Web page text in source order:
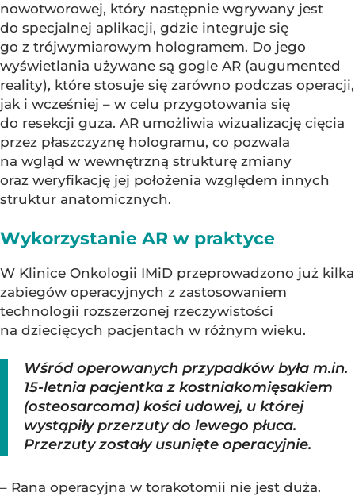
nowotworowej, który następnie wgrywany jest
do specjalnej aplikacji, gdzie integruje się
go z trójwymiarowym hologramem. Do jego
wyświetlania używane są gogle AR (augumented
reality), które stosuje się zarówno podczas operacji,
jak i wcześniej – w celu przygotowania się
do resekcji guza. AR umożliwia wizualizację cięcia
przez płaszczyznę hologramu, co pozwala
na wgląd w wewnętrzną strukturę zmiany
oraz weryfikację jej położenia względem innych
struktur anatomicznych.
Wykorzystanie AR w praktyce
W Klinice Onkologii IMiD przeprowadzono już kilka
zabiegów operacyjnych z zastosowaniem
technologii rozszerzonej rzeczywistości
na dziecięcych pacjentach w różnym wieku.
Wśród operowanych przypadków była m.in.
15-letnia pacjentka z kostniakomięsakiem
(osteosarcoma) kości udowej, u której
wystąpiły przerzuty do lewego płuca.
Przerzuty zostały usunięte operacyjnie.
– Rana operacyjna w torakotomii nie jest duża.